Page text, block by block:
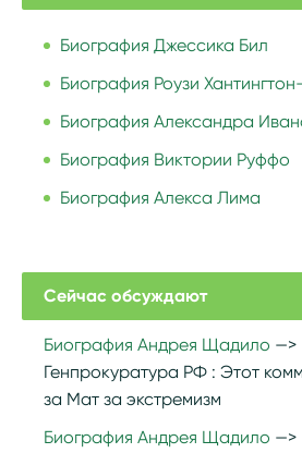
Биография Джессика Бил
Биография Роузи
Биография Александра
Биография Виктории Руффо
Биография Алекса Лима
Сейчас обсуждают
Биография Андрея Щадило
Генпрокуратура РФ : Этот
за Мат за экстремизм
Биография Андрея Щадило